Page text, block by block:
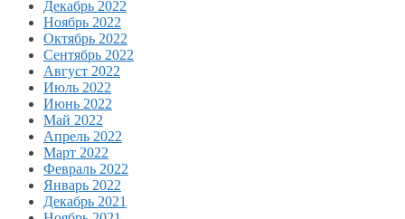
Декабрь 2022
Ноябрь 2022
Октябрь 2022
Сентябрь 2022
Август 2022
Июль 2022
Июнь 2022
Май 2022
Апрель 2022
Март 2022
Февраль 2022
Январь 2022
Декабрь 2021